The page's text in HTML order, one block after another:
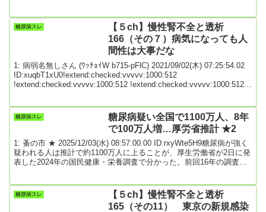
ID:PZbwFMqW0日本人は...
糖尿病スレ
【５ch】慢性腎不全と透析
166（その７）病気になっても人
間性は大事だな
1: 病弱名無しさん (ﾜｯﾁｮｲW b715-pFlC) 2021/09/02(木) 07:25:54.02
ID:xuqbT1xU0!extend:checked:vvvvv:1000:512
!extend:checked:vvvvv:1000:512 !extend:checked:vvvvv:1000:512
を立て下さい 立てられない場合は使命なり有志がど...
糖尿病スレ
糖尿病疑い全国で1100万人、8年
で100万人増…厚労省推計 ★2
1: 蚤の市 ★ 2025/12/03(水) 08:57:00.00 ID:rxyWte5H9糖尿病が強く
疑われる人は推計で約1100万人に上ることが、厚生労働省が2日に発
表した2024年の国民健康・栄養調査で分かった。前回16年の調査か
に実施しているが、コロナ禍の影響から今回は8年ぶりとなった。糖
尿病が強く疑われる人は、推計を始めた1997年の約690万人から増
糖尿病スレ
【５ch】慢性腎不全と透析
165（その11） 東京の新規感染